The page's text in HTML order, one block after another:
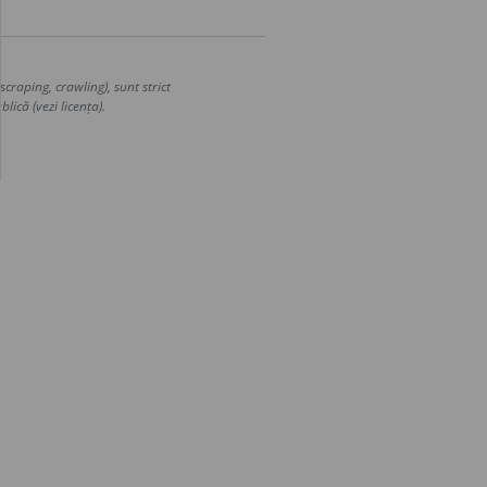
crawling), sunt strict
(vezi licența).